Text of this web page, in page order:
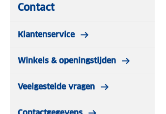
Contact
Klantenservice
Winkels & openingstijden
Veelgestelde vragen